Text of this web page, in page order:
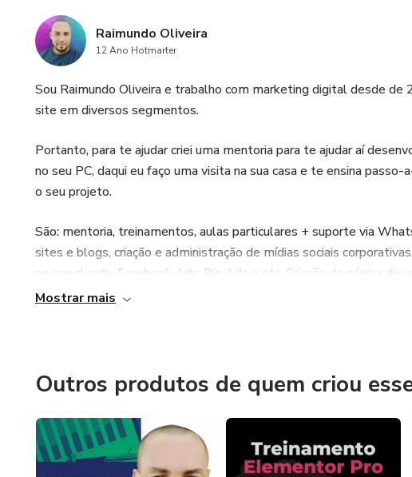
- Criação e edição de e-books
e habilidades de design, impulsionando
oportunidade de aprimorar suas
Raimundo Oliveira
12 Ano Hotmarter
Sou Raimundo Oliveira e trabalho com marketing digital desde
site em diversos segmentos.
Portanto, para te ajudar criei uma mentoria para te ajudar aí
no seu PC, daqui eu faço uma visita na sua casa e te ensina
o seu projeto.
São: mentoria, treinamentos, aulas particulares + suporte via
sites e blogs, criação e administração de mídias sociais
no googleads, Facebook Ads, Big Ads e etc. Criação de página de
E assim, você será facilmente encontrado por pessoas que
consequentemente melhora os seus resultados, com mais
AVISO LEGAL: Nenhuma informação contida neste produto deve
Mostrar mais
Outros produtos de quem criou